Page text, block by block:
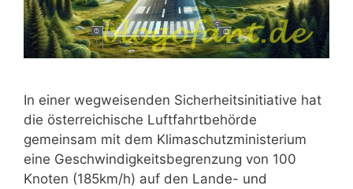
In einer wegweisenden Sicherheitsinitiative hat
die österreichische Luftfahrtbehörde
gemeinsam mit dem Klimaschutzministerium
eine Geschwindigkeitsbegrenzung von 100
Knoten (185km/h) auf den Lande- und